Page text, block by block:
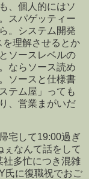
、個人的にはソ
スパゲッティー
。システム開発
理解させるとか
ソースレベルの
ならソース読め
ソースと仕様書
テム屋」っても
、営業まがいだ
宅して19:00過ぎ
ぇなんて話をして
社多忙につき混雑
氏に復職祝でおご